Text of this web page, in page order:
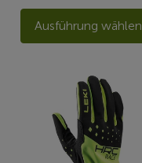
Ausführung wählen